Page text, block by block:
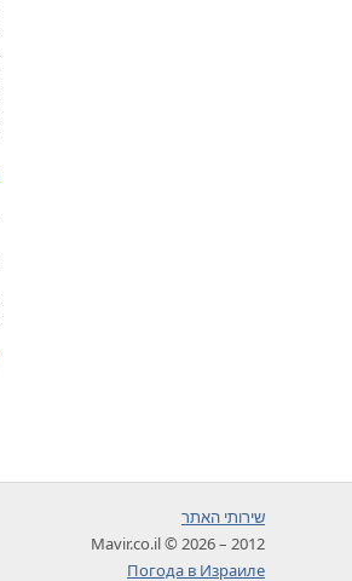
שירותי האתר
2012 – 2026 © Mavir.co.il
Погода в Израиле